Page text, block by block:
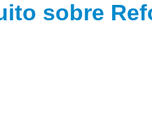
sobre